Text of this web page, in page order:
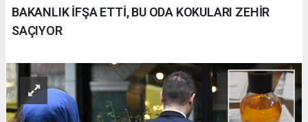
BAKANLIK İFŞA ETTİ, BU ODA KOKULARI ZEHİR
SAÇIYOR